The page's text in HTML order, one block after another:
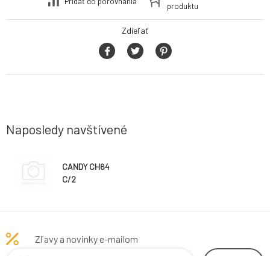
produktu
Zdieľať
Naposledy navštívené
CANDY CH64
C/2
Zľavy a novinky e-mailom